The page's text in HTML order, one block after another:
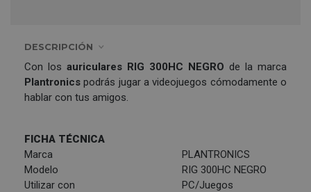
DESCRIPCIÓN
Con los auriculares RIG 300HC NEGRO de la marca
Plantronicspodrás jugar a videojuegos cómodamente o
hablar con tus amigos.
FICHA TÉCNICA
Marca
PLANTRONICS
Modelo
RIG 300HC NEGRO
Utilizar con
PC/Juegos